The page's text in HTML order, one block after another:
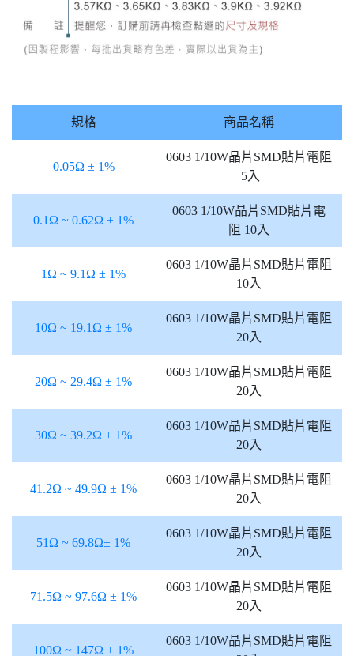
規格 商品名稱
0.05Ω ± 1%
0603 1/10W晶片SMD貼片電阻
5入
0.1Ω ~ 0.62Ω ± 1%
0603 1/10W晶片SMD貼片電
阻 10入
1Ω ~ 9.1Ω ± 1%
0603 1/10W晶片SMD貼片電阻
10入
10Ω ~ 19.1Ω ± 1%
0603 1/10W晶片SMD貼片電阻
20入
20Ω ~ 29.4Ω ± 1%
0603 1/10W晶片SMD貼片電阻
20入
30Ω ~ 39.2Ω ± 1%
0603 1/10W晶片SMD貼片電阻
20入
41.2Ω ~ 49.9Ω ± 1%
0603 1/10W晶片SMD貼片電阻
20入
51Ω ~ 69.8Ω± 1%
0603 1/10W晶片SMD貼片電阻
20入
71.5Ω ~ 97.6Ω ± 1%
0603 1/10W晶片SMD貼片電阻
20入
100Ω ~ 147Ω ± 1%
0603 1/10W晶片SMD貼片電阻